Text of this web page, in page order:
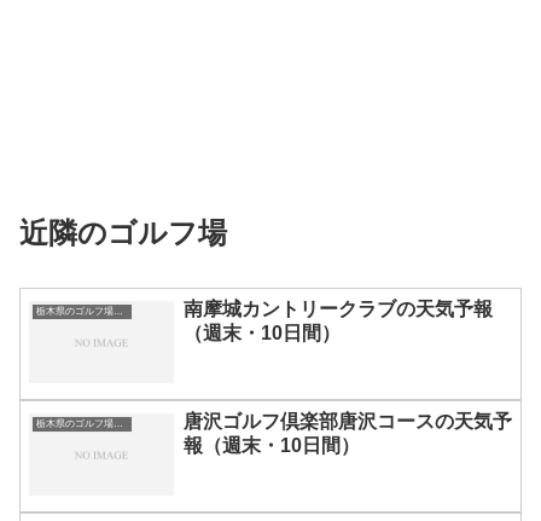
近隣のゴルフ場
栃木県のゴルフ場一覧｜距離が長い・広いゴルフ場ランキング
南摩城カントリークラブの天気予報
（週末・10日間）
栃木県のゴルフ場一覧｜距離が長い・広いゴルフ場ランキング
唐沢ゴルフ倶楽部唐沢コースの天気予
報（週末・10日間）